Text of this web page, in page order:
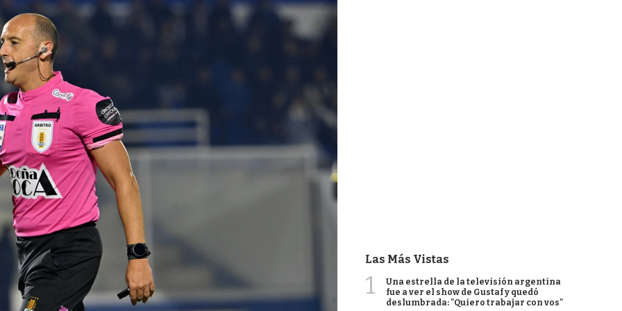
Las Más Vistas
1
Una estrella de la televisión argentina
fue a ver el show de Gustaf y quedó
deslumbrada: "Quiero trabajar con vos"